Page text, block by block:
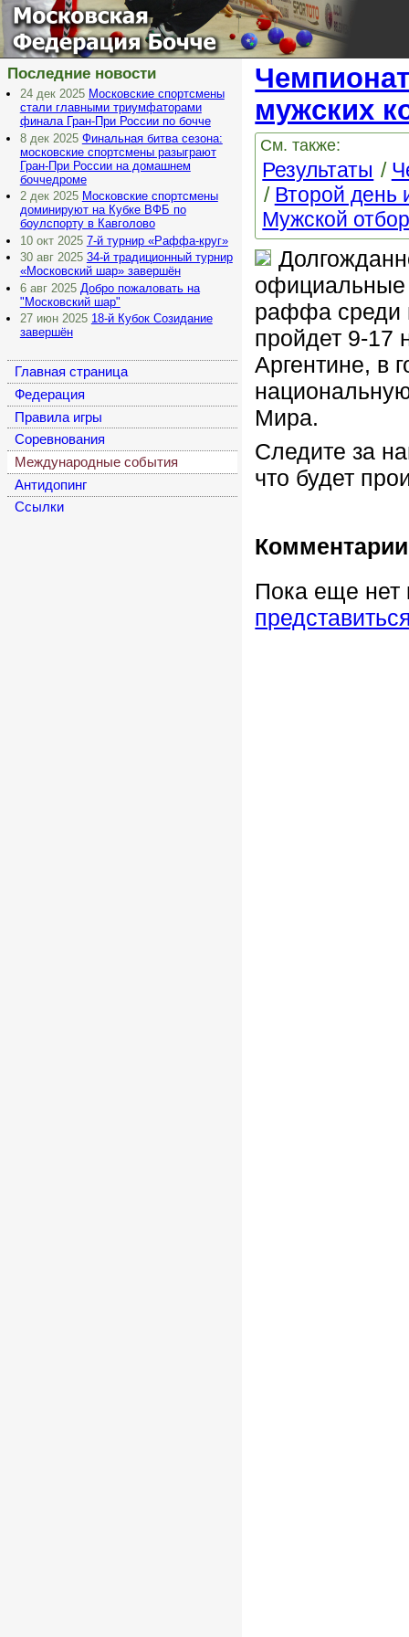
Московская
Федерация Бочче
мужских
См. также:
Результаты
Второй день
Мужской
официальные
раффа среди
пройдет 9-17
Аргентине, в
Мира.
Следите за
что будет
Комментарии
Пока еще нет
Последние новости
24 дек 2025 Московские спортсмены
стали главными триумфаторами
финала Гран-При России по бочче
8 дек 2025 Финальная битва сезона:
московские спортсмены разыграют
Гран-При России на домашнем
боччедроме
2 дек 2025 Московские спортсмены
доминируют на Кубке ВФБ по
боулспорту в Кавголово
10 окт 2025 7-й турнир «Раффа-круг»
30 авг 2025 34-й традиционный турнир
«Московский шар» завершён
6 авг 2025 Добро пожаловать на
"Московский шар"
27 июн 2025 18-й Кубок Созидание
завершён
Главная страница
Федерация
Правила игры
Соревнования
Международные события
Антидопинг
Cсылки